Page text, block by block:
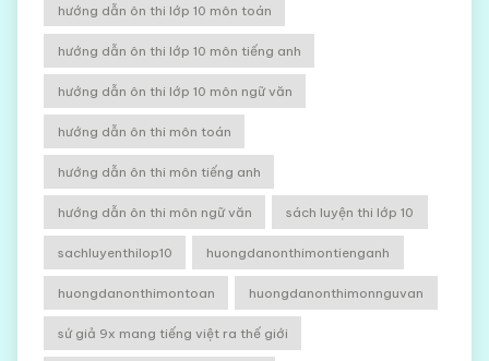
hướng dẫn ôn thi lớp 10 môn toán
hướng dẫn ôn thi lớp 10 môn tiếng anh
hướng dẫn ôn thi lớp 10 môn ngữ văn
hướng dẫn ôn thi môn toán
hướng dẫn ôn thi môn tiếng anh
hướng dẫn ôn thi môn ngữ văn sách luyện thi lớp 10
sachluyenthilop10 huongdanonthimontienganh
huongdanonthimontoan huongdanonthimonnguvan
sứ giả 9x mang tiếng việt ra thế giới